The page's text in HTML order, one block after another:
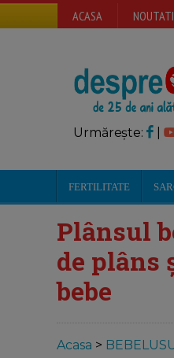
ACASA NOUTATI
Urmărește:
FERTILITATE
Plânsul
de plâns
bebe
Acasa >